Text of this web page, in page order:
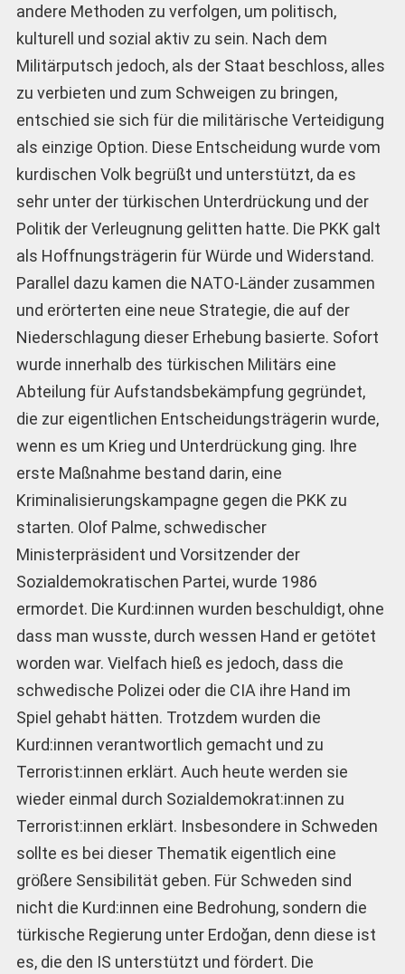
andere Methoden zu verfolgen, um politisch,
kulturell und sozial aktiv zu sein. Nach dem
Militärputsch jedoch, als der Staat beschloss, alles
zu verbieten und zum Schweigen zu bringen,
entschied sie sich für die militärische Verteidigung
als einzige Option. Diese Entscheidung wurde vom
kurdischen Volk begrüßt und unterstützt, da es
sehr unter der türkischen Unterdrückung und der
Politik der Verleugnung gelitten hatte. Die PKK galt
als Hoffnungsträgerin für Würde und Widerstand.
Parallel dazu kamen die NATO-Länder zusammen
und erörterten eine neue Strategie, die auf der
Niederschlagung dieser Erhebung basierte. Sofort
wurde innerhalb des türkischen Militärs eine
Abteilung für Aufstandsbekämpfung gegründet,
die zur eigentlichen Entscheidungsträgerin wurde,
wenn es um Krieg und Unterdrückung ging. Ihre
erste Maßnahme bestand darin, eine
Kriminalisierungskampagne gegen die PKK zu
starten. Olof Palme, schwedischer
Ministerpräsident und Vorsitzender der
Sozialdemokratischen Partei, wurde 1986
ermordet. Die Kurd:innen wurden beschuldigt, ohne
dass man wusste, durch wessen Hand er getötet
worden war. Vielfach hieß es jedoch, dass die
schwedische Polizei oder die CIA ihre Hand im
Spiel gehabt hätten. Trotzdem wurden die
Kurd:innen verantwortlich gemacht und zu
Terrorist:innen erklärt. Auch heute werden sie
wieder einmal durch Sozialdemokrat:innen zu
Terrorist:innen erklärt. Insbesondere in Schweden
sollte es bei dieser Thematik eigentlich eine
größere Sensibilität geben. Für Schweden sind
nicht die Kurd:innen eine Bedrohung, sondern die
türkische Regierung unter Erdoğan, denn diese ist
es, die den IS unterstützt und fördert. Die